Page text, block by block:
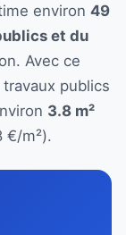
environ 49
et du
Avec ce
publics
3.8 m²
€/m²).